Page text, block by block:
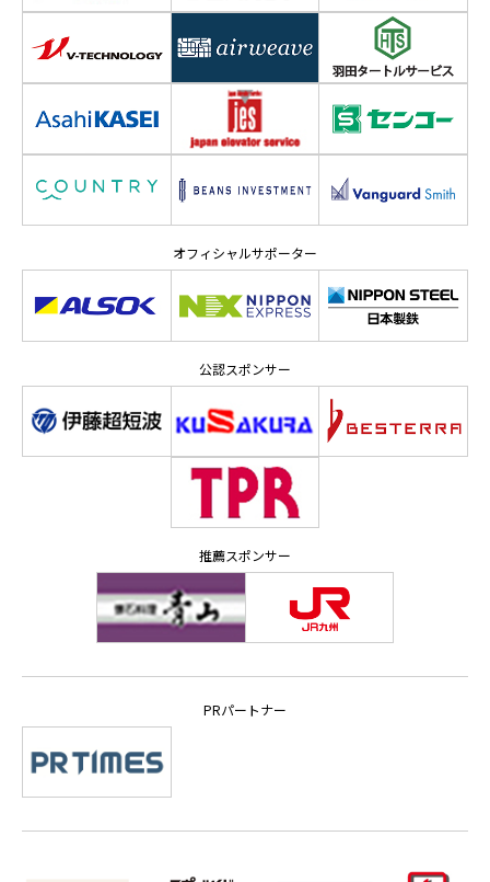
オフィシャルサポーター
公認スポンサー
推薦スポンサー
PRパートナー